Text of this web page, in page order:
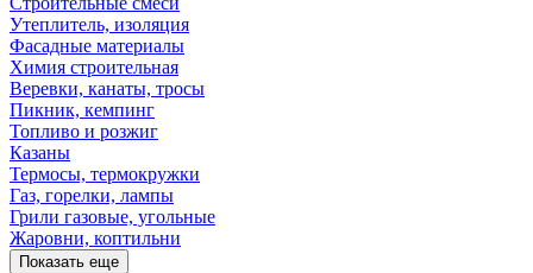
Утеплитель, изоляция
Фасадные материалы
Химия строительная
Веревки, канаты, тросы
Пикник, кемпинг
Топливо и розжиг
Казаны
Термосы, термокружки
Газ, горелки, лампы
Грили газовые, угольные
Жаровни, коптильни
Показать еще